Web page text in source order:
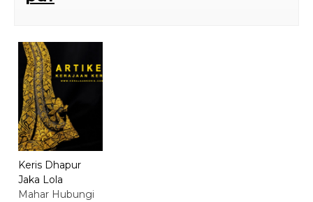
Keris Dhapur
Jaka Lola
Mahar Hubungi